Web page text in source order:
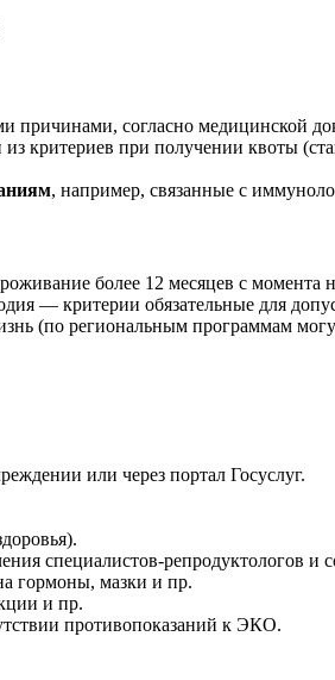
причинами, согласно медицинской
критериев при получении квоты
, например, связанные с
более 12 месяцев с момента
— критерии обязательные для
(по региональным программам
или через портал Госуслуг.
специалистов-репродуктологов и
гормоны, мазки и пр.
и пр.
противопоказаний к ЭКО.